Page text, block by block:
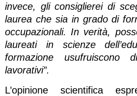
invece, gli consiglierei di
laurea che sia in grado di
occupazionali. In verità,
laureati in scienze
formazione usufruiscono
lavorativi”.
L’opinione scientifica